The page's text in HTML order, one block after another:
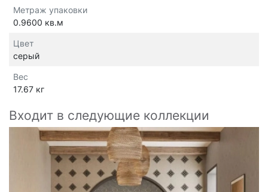
Метраж упаковки
0.9600 кв.м
Цвет
серый
Вес
17.67 кг
Входит в следующие коллекции